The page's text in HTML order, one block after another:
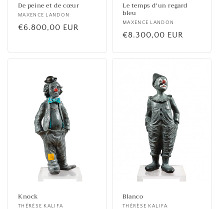
De peine et de cœur
Fournisseur :
MAXENCE LANDON
Prix
€6.800,00 EUR
Le temps d'un regard
bleu
Fournisseur :
MAXENCE LANDON
Prix
€8.300,00 EUR
Knock
THÉRÈSE KALIFA
Blanco
THÉRÈSE KALIFA